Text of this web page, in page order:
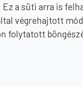
a süti arra is
végrehajtott
folytatott